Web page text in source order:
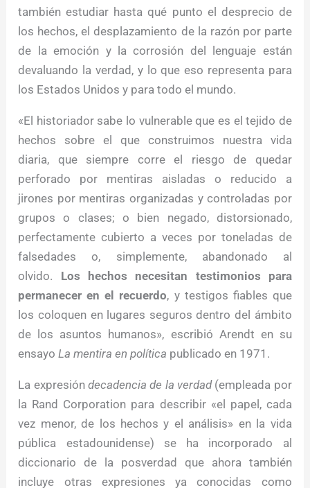
también estudiar hasta qué punto el desprecio de
los hechos, el desplazamiento de la razón por parte
de la emoción y la corrosión del lenguaje están
devaluando la verdad, y lo que eso representa para
los Estados Unidos y para todo el mundo.
«El historiador sabe lo vulnerable que es el tejido de
hechos sobre el que construimos nuestra vida
diaria, que siempre corre el riesgo de quedar
perforado por mentiras aisladas o reducido a
jirones por mentiras organizadas y controladas por
grupos o clases; o bien negado, distorsionado,
perfectamente cubierto a veces por toneladas de
falsedades o, simplemente, abandonado al
olvido. Los hechos necesitan testimonios para
permanecer en el recuerdo, y testigos fiables que
los coloquen en lugares seguros dentro del ámbito
de los asuntos humanos», escribió Arendt en su
ensayoLa mentira en política publicado en 1971.
La expresión decadencia de la verdad(empleada por
la Rand Corporation para describir «el papel, cada
vez menor, de los hechos y el análisis» en la vida
pública estadounidense) se ha incorporado al
diccionario de la posverdad que ahora también
incluye otras expresiones ya conocidas como